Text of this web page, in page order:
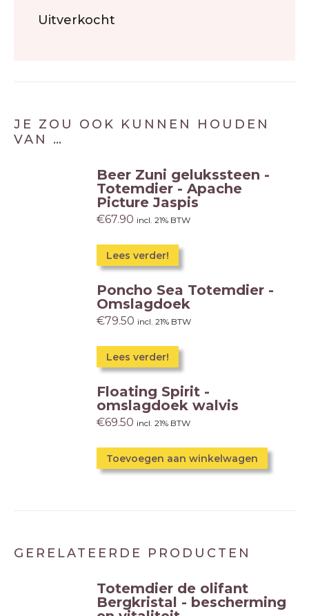
Uitverkocht
JE ZOU OOK KUNNEN HOUDEN
VAN …
Beer Zuni gelukssteen -
Totemdier - Apache
Picture Jaspis
€67.90 incl. 21% BTW
Lees verder!
Poncho Sea Totemdier -
Omslagdoek
€79.50 incl. 21% BTW
Lees verder!
Dit
product
heeft
meerdere
Deze
optie
op
productpagina
Floating Spirit -
omslagdoek walvis
€69.50 incl. 21% BTW
Toevoegen aan winkelwagen
GERELATEERDE PRODUCTEN
Totemdier de olifant
Bergkristal - bescherming